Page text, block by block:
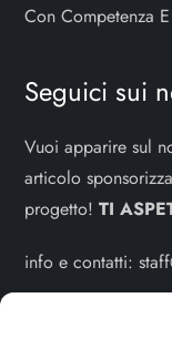
Con Competenza
Seguici sui
Vuoi apparire sul
articolo
progetto!TI
info e contatti:
dojodonna.it è un